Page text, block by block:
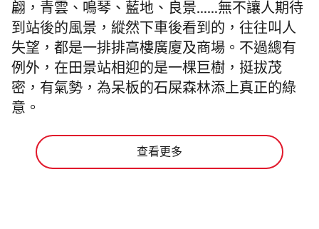
翩，青雲、鳴琴、藍地、良景……無不讓人期待
到站後的風景，縱然下車後看到的，往往叫人
失望，都是一排排高樓廣廈及商場。不過總有
例外，在田景站相迎的是一棵巨樹，挺拔茂
密，有氣勢，為呆板的石屎森林添上真正的綠
意。
查看更多